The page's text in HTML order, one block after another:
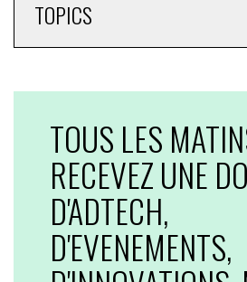
TOPICS
TOUS LES
RECEVEZ UNE
D'ADTECH,
D'EVENEMENTS,